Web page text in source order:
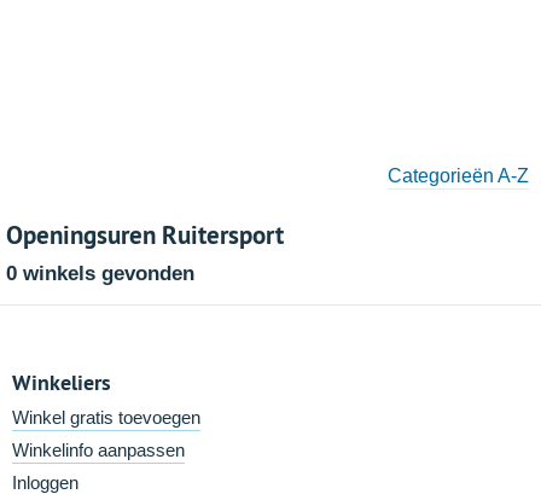
Categorieën A-Z
Openingsuren Ruitersport
0 winkels gevonden
Winkeliers
Winkel gratis toevoegen
Winkelinfo aanpassen
Inloggen